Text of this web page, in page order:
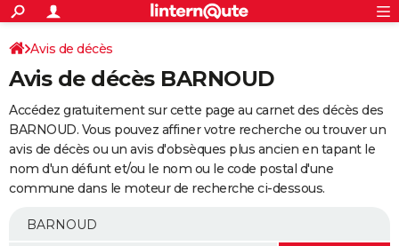
ACTUALITÉS
Politique
Société
Faits Divers
Education
Monde
Villes
+
SPORT
Coupe du monde 2026
Football
Tennis
Cyclisme
Rugby
Forum
Programme TV
TNT
Streaming
Cinéma
Sorties cinéma
Musique
+
FINANCE
Retraite
Epargne
Immobilier
Risques naturels par ville
Banque
Assurance
AUTO
Essais
Réserver un essai
Citadines
Berlines
SUV
Forum auto
+
Mobiles
Meilleur smartphone
Internet
Ordinateurs
Jeux vidéo
Guide high-tech
Avis de décès
Avis de décès BARNOUD
Accédez gratuitement sur cette page au carnet des décès des
BARNOUD. Vous pouvez affiner votre recherche ou trouver un
avis de décès ou un avis d'obsèques plus ancien en tapant le
nom d'un défunt et/ou le nom ou le code postal d'une
commune dans le moteur de recherche ci-dessous.